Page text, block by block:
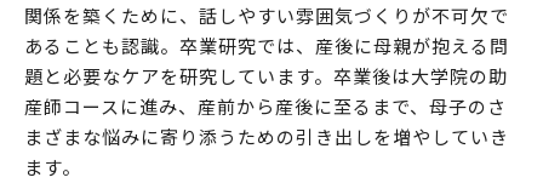
関係を築くために、話しやすい雰囲気づくりが不可欠で
あることも認識。卒業研究では、産後に母親が抱える問
題と必要なケアを研究しています。卒業後は大学院の助
産師コースに進み、産前から産後に至るまで、母子のさ
まざまな悩みに寄り添うための引き出しを増やしていき
ます。